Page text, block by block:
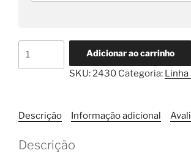
quantidade
Adicionar ao carrinho
SKU:2430 Categoria: Linha
Descrição Informação adicional
Descrição